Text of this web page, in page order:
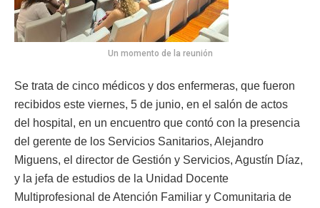
Un momento de la reunión
Se trata de cinco médicos y dos enfermeras, que fueron
recibidos este viernes, 5 de junio, en el salón de actos
del hospital, en un encuentro que contó con la presencia
del gerente de los Servicios Sanitarios, Alejandro
Miguens, el director de Gestión y Servicios, Agustín Díaz,
y la jefa de estudios de la Unidad Docente
Multiprofesional de Atención Familiar y Comunitaria de